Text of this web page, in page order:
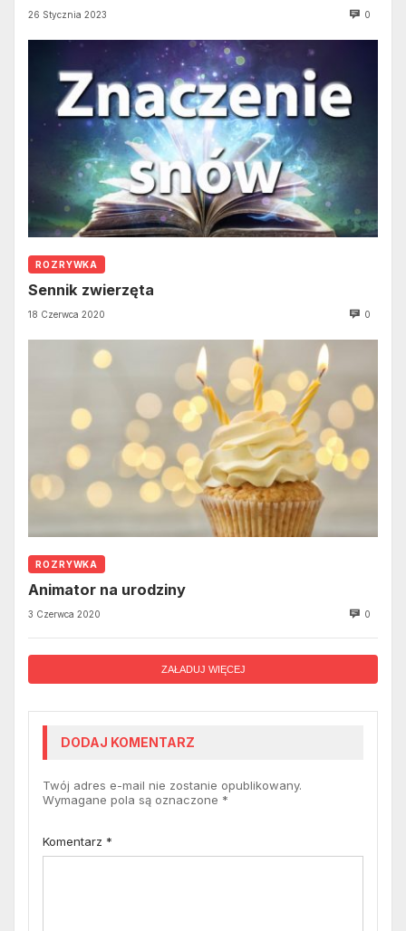
26 Stycznia 2023 0
ROZRYWKA
Sennik zwierzęta
18 Czerwca 2020 0
ROZRYWKA
Animator na urodziny
3 Czerwca 2020 0
ZAŁADUJ WIĘCEJ
DODAJ KOMENTARZ
Twój adres e-mail nie zostanie opublikowany.
Wymagane pola są oznaczone *
Komentarz *